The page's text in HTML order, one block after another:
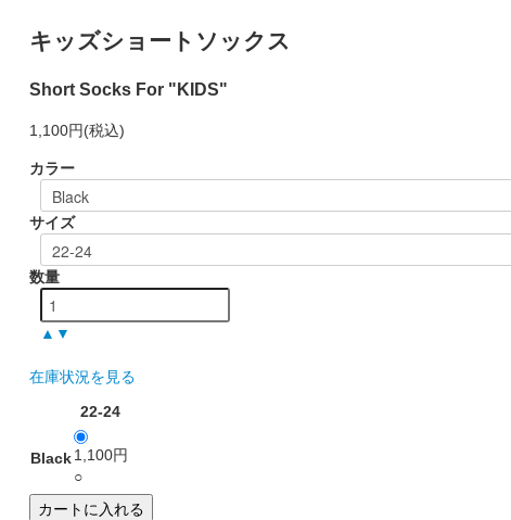
キッズショートソックス
Short Socks For "KIDS"
1,100円(税込)
カラー
サイズ
数量
▲ ▼
在庫状況を見る
22-24
Black1,100円
○